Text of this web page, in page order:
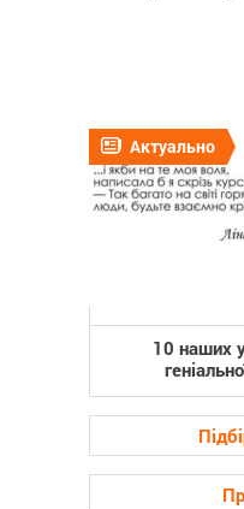
Актуально
10 наших